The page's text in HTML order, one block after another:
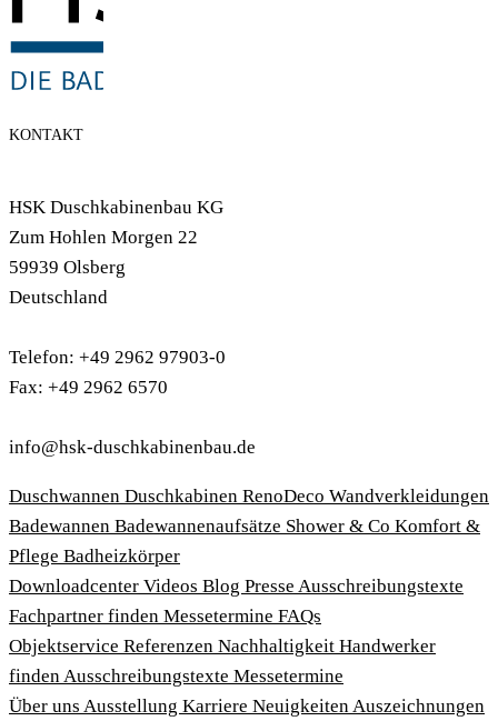
KONTAKT
HSK Duschkabinenbau KG
Zum Hohlen Morgen 22
59939 Olsberg
Deutschland
Telefon: +49 2962 97903-0
Fax: +49 2962 6570
info@hsk-duschkabinenbau.de
Duschwannen Duschkabinen RenoDeco Wandverkleidungen
Badewannen Badewannenaufsätze Shower & Co Komfort &
Pflege Badheizkörper
Download­center Videos Blog Presse Ausschreibungstexte
Fachpartner finden Messetermine FAQs
Objektservice Referenzen Nachhaltigkeit Handwerker
finden Ausschreibungstexte Messetermine
Über uns Ausstellung Karriere Neuigkeiten Auszeichnungen